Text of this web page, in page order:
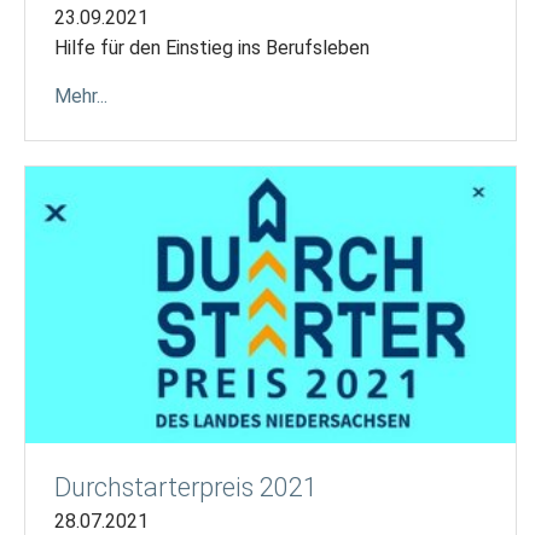
23.09.2021
Hilfe für den Einstieg ins Berufsleben
Mehr...
Durchstarterpreis 2021
28.07.2021